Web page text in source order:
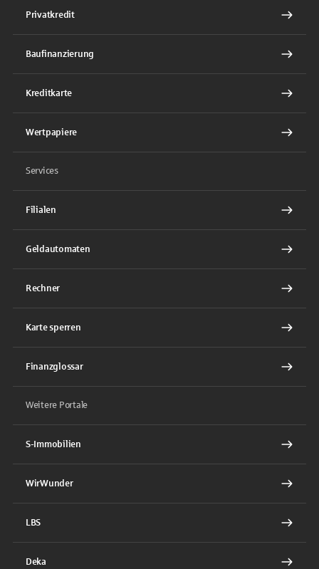
Privatkredit
Baufinanzierung
Kreditkarte
Wertpapiere
Services
Filialen
Geldautomaten
Rechner
Karte sperren
Finanzglossar
Weitere Portale
S-Immobilien
WirWunder
LBS
Deka